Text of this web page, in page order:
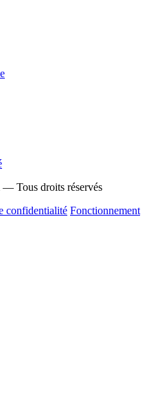
Tous droits réservés
confidentialité Fonctionnement